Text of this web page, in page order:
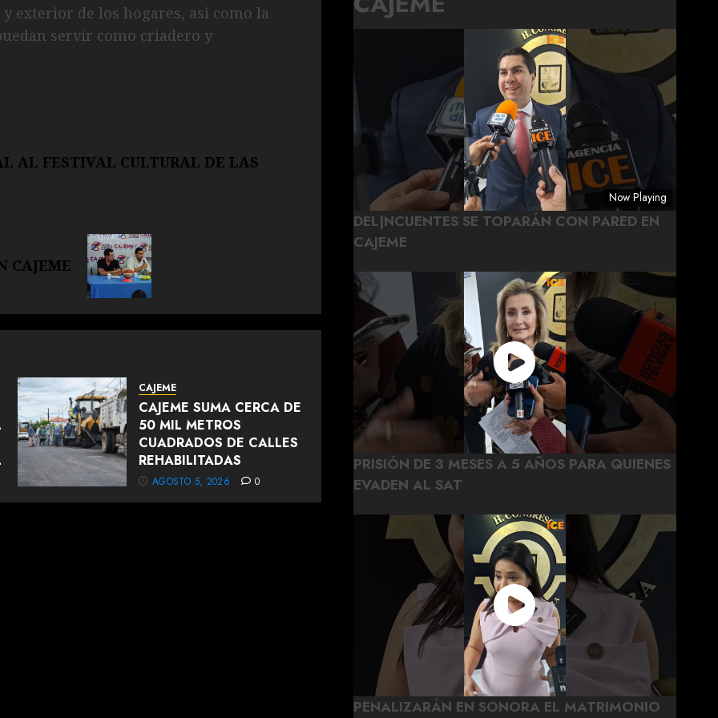
exterior de los hogares, así como la
servir como criadero y
AL FESTIVAL CULTURAL DE LAS
CAJEME
CAJEME
CAJEME SUMA CERCA DE
50 MIL METROS
CUADRADOS DE CALLES
REHABILITADAS
AGOSTO 5, 2026 0
Now Playing
DEL|NCUENTES SE TOPARÁN CON PARED EN
CAJEME
PRISIÓN DE 3 MESES A 5 AÑOS PARA QUIENES
EVADEN AL SAT
PENALIZARÁN EN SONORA EL MATRIMONIO